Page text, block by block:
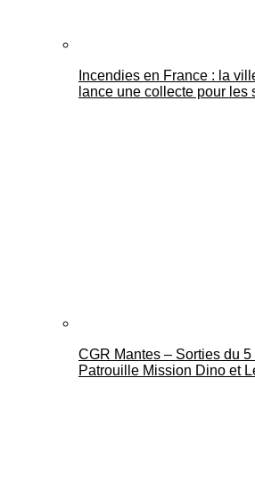
Mantes Actu
Incendies en France : la
lance une collecte pour les
CGR Mantes – Sorties du
Patrouille Mission Dino et